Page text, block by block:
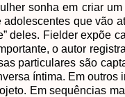
sonha em criar
que vão
deles. Fielder expõe
o autor
particulares são
íntima. Em
Em sequências